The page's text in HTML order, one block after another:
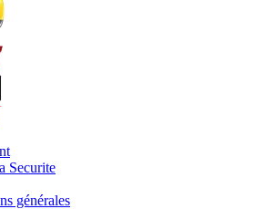
Securite
générales